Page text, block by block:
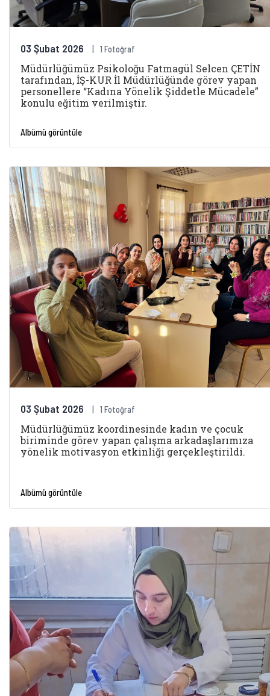
03 Şubat 2026 1 Fotoğraf
Müdürlüğümüz Psikoloğu Fatmagül Selcen ÇETİN
tarafından, İŞ-KUR İl Müdürlüğünde görev yapan
personellere “Kadına Yönelik Şiddetle Mücadele”
konulu eğitim verilmiştir.
Albümü görüntüle
03 Şubat 2026 1 Fotoğraf
Müdürlüğümüz koordinesinde kadın ve çocuk
biriminde görev yapan çalışma arkadaşlarımıza
yönelik motivasyon etkinliği gerçekleştirildi.
Albümü görüntüle